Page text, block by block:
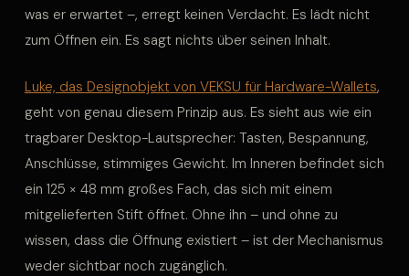
was er erwartet –, erregt keinen Verdacht. Es lädt nicht
zum Öffnen ein. Es sagt nichts über seinen Inhalt.
Luke, das Designobjekt von VEKSU für Hardware-Wallets,
geht von genau diesem Prinzip aus. Es sieht aus wie ein
tragbarer Desktop-Lautsprecher: Tasten, Bespannung,
Anschlüsse, stimmiges Gewicht. Im Inneren befindet sich
ein 125 × 48 mm großes Fach, das sich mit einem
mitgelieferten Stift öffnet. Ohne ihn – und ohne zu
wissen, dass die Öffnung existiert – ist der Mechanismus
weder sichtbar noch zugänglich.